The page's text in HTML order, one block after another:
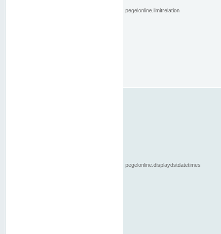
pegelonline.limitrelation
pegelonline.displaydstdatetimes